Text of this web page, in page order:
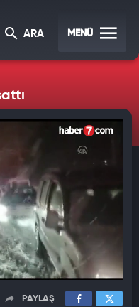
ARA MENÜ
PAYLAŞ